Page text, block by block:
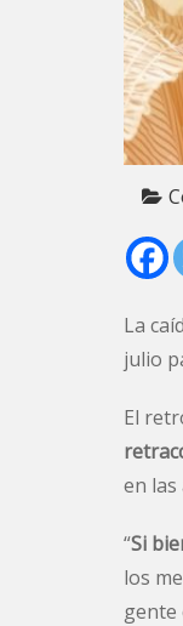
La
julio
El
en las
“Si
los
gente